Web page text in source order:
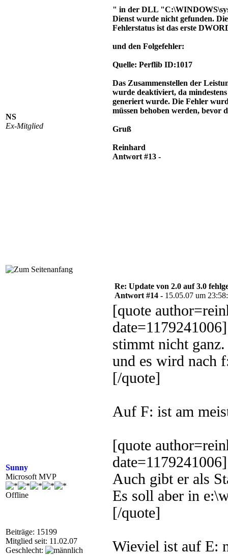
NS
Ex-Mitglied
" in der DLL
Dienst wurde nicht gefunden.
Fehlerstatus ist das erste
und den Folgefehler:
Quelle: Perflib ID:1017
Das Zusammenstellen der
wurde deaktiviert, da
generiert wurde. Die Fehler
müssen behoben werden,
Gruß
Reinhard
Antwort #13 -
Sunny
Microsoft MVP
Offline
Beiträge: 15199
Mitglied seit: 11.02.07
Geschlecht:
Re: Update von 2.0 auf 3.0
Antwort #14 - 15.05.07 um
[quote
date=1179241006]
stimmt nicht
und es wird nach
[/quote]
Auf F: ist am
[quote
date=1179241006]
Auch gibt er als
Es soll aber in
[/quote]
Wieviel ist auf E: